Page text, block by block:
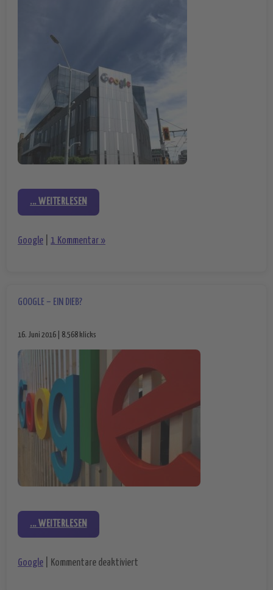
... WEITERLESEN
Google 1 Kommentar »
GOOGLE – EIN DIEB?
16. Juni 2016 | 8.568 klicks
... WEITERLESEN
Google Kommentare deaktiviert